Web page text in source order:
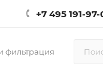
+7 495 191-97-
фильтрация